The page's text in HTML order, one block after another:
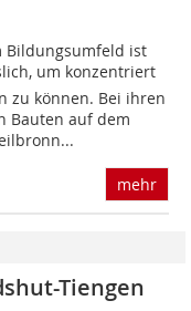
Bildungsumfeld ist
um konzentriert
zu können. Bei ihren
Bauten auf dem
mehr
Tiengen